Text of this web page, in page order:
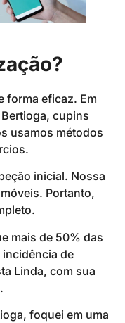
forma eficaz. Em
cupins
usamos métodos
inicial. Nossa
Portanto,
mais de 50% das
de
Linda, com sua
foquei em uma